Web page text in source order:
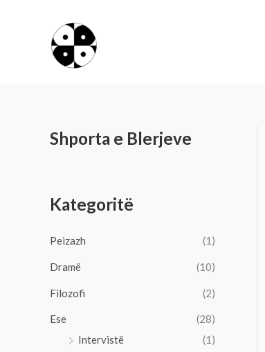
Shporta e Blerjeve
Kategoritë
Peizazh (1)
Dramë (10)
Filozofi (2)
Ese
(28)
Intervistë
(1)